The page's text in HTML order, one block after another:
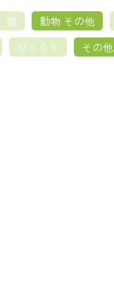
猫 動物 その他
びっくり その他